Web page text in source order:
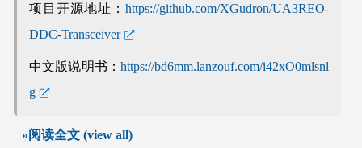
项目开源地址： https://github.com/XGudron/UA3REO-
DDC-Transceiver
中文版说明书： https://bd6mm.lanzouf.com/i42xO0mlsnl
g
»阅读全文 (view all)